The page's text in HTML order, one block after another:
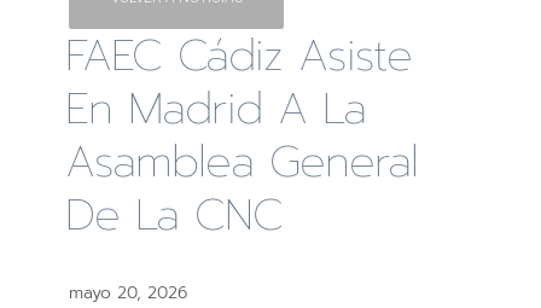
FAEC Cádiz Asiste
En Madrid A La
Asamblea General
De La CNC
mayo 20, 2026